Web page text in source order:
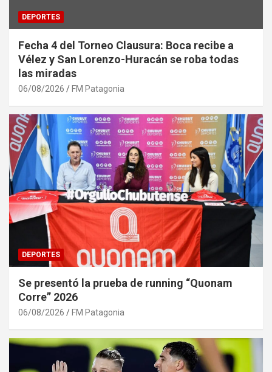
DEPORTES
Fecha 4 del Torneo Clausura: Boca recibe a
Vélez y San Lorenzo-Huracán se roba todas
las miradas
06/08/2026 FM Patagonia
DEPORTES
Se presentó la prueba de running “Quonam
Corre” 2026
06/08/2026 FM Patagonia